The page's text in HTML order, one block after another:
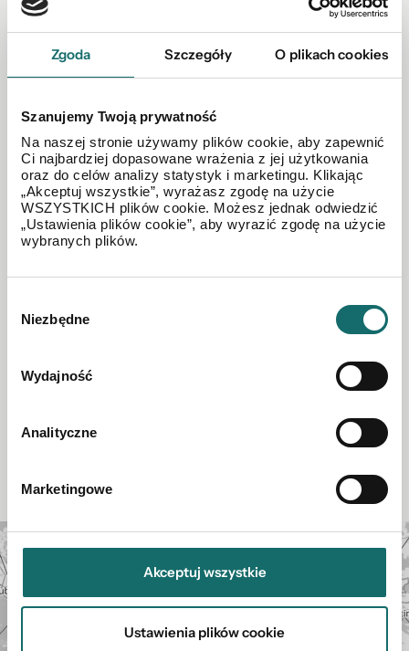
Zgoda Szczegóły O plikach cookies
Szanujemy Twoją prywatność
Na naszej stronie używamy plików cookie, aby zapewnić
Ci najbardziej dopasowane wrażenia z jej użytkowania
oraz do celów analizy statystyk i marketingu. Klikając
„Akceptuj wszystkie”, wyrażasz zgodę na użycie
WSZYSTKICH plików cookie. Możesz jednak odwiedzić
„Ustawienia plików cookie”, aby wyrazić zgodę na użycie
wybranych plików.
zgody
Niezbędne
Wydajność
Analityczne
Marketingowe
Akceptuj wszystkie
Ustawienia plików cookie
PROWADZĄCY OFERTĘ
Krzysztof Sztaba
Mobilny doradca ds. nieruchomości - Katowice
734 035 966
ksztaba@polnoc.pl
+